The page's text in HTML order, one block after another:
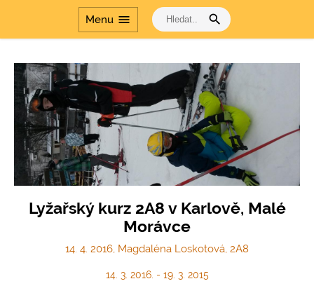
Menu menu search
Lyžařský kurz 2A8 v Karlově, Malé
Morávce
14. 4. 2016, Magdaléna Loskotová, 2A8
14. 3. 2016. - 19. 3. 2015